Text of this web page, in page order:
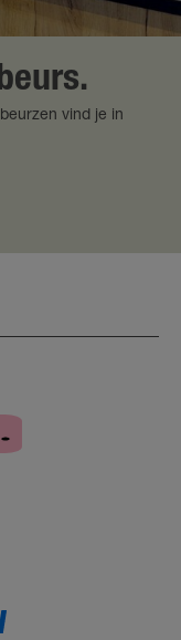
vind je in